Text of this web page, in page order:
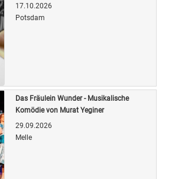
17.10.2026
Potsdam
Das Fräulein Wunder - Musikalische
Komödie von Murat Yeginer
29.09.2026
Melle